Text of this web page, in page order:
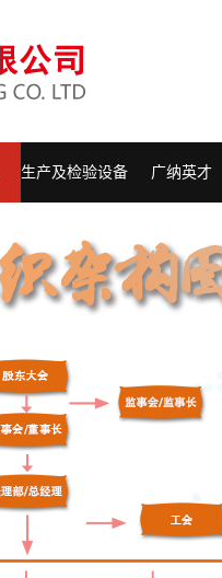
生产及检验设备 广纳英才